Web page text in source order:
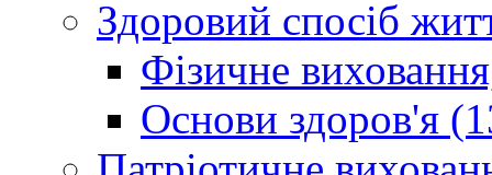
Здоровий спосіб
Фізичне
Основи здоров'я